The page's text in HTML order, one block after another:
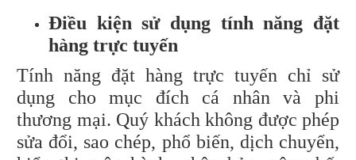
Điều kiện sử dụng tính năng đặt
hàng trực tuyến
Tính năng đặt hàng trực tuyến chỉ sử
dụng cho mục đích cá nhân và phi
thương mại. Quý khách không được phép
sửa đổi, sao chép, phổ biến, dịch chuyển,